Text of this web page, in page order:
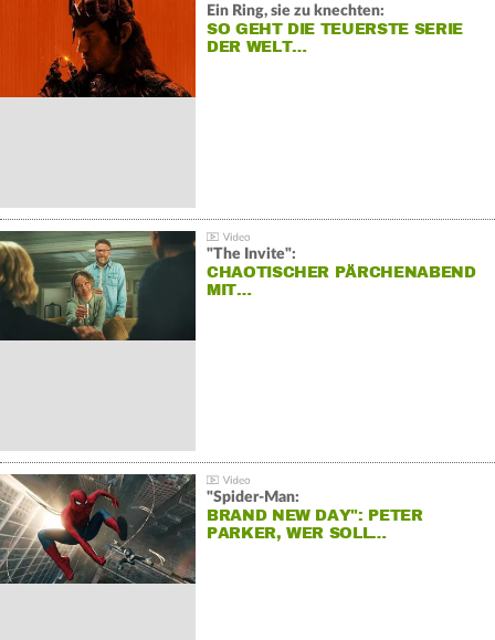
Ein Ring, sie zu knechten:
SO GEHT DIE TEUERSTE SERIE
DER WELT…
"The Invite":
CHAOTISCHER PÄRCHENABEND
MIT…
"Spider-Man:
BRAND NEW DAY": PETER
PARKER, WER SOLL…